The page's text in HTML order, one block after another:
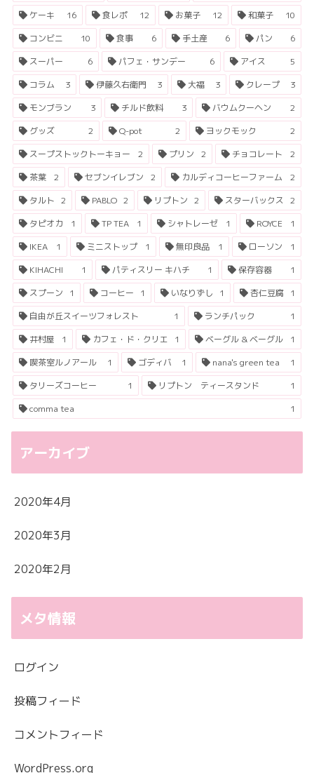
ケーキ
16 食レポ 12 お菓子 12 和菓子
10
コンビニ
10 食事 6 手土産 6 パン
6
スーパー
6 パフェ・サンデー 6 アイス
5
コラム
3 伊藤久右衛門 3 大福 3 クレープ
3
モンブラン
3 チルド飲料 3 バウムクーヘン
2
グッズ
2 Q-pot 2 ヨックモック
2
スープストックトーキョー
2 プリン 2 チョコレート
2
茶葉
2 セブンイレブン 2 カルディコーヒーファーム
2
タルト 2 PABLO 2 リプトン 2 スターバックス 2
タピオカ
1 TP TEA 1 シャトレーゼ 1 ROYCE
1
IKEA
1 ミニストップ 1 無印良品 1 ローソン
1
KIHACHI
1 パティスリー キハチ 1 保存容器
1
スプーン
1 コーヒー 1 いなりずし 1 杏仁豆腐 1
自由が丘スイーツフォレスト
1 ランチパック
1
井村屋
1 カフェ・ド・クリエ 1 ベーグル & ベーグル
1
喫茶室ルノアール
1 ゴディバ 1 nana's green tea
1
タリーズコーヒー
1 リプトン ティースタンド
1
comma tea
1
アーカイブ
2020年4月
2020年3月
2020年2月
メタ情報
ログイン
投稿フィード
コメントフィード
WordPress.org